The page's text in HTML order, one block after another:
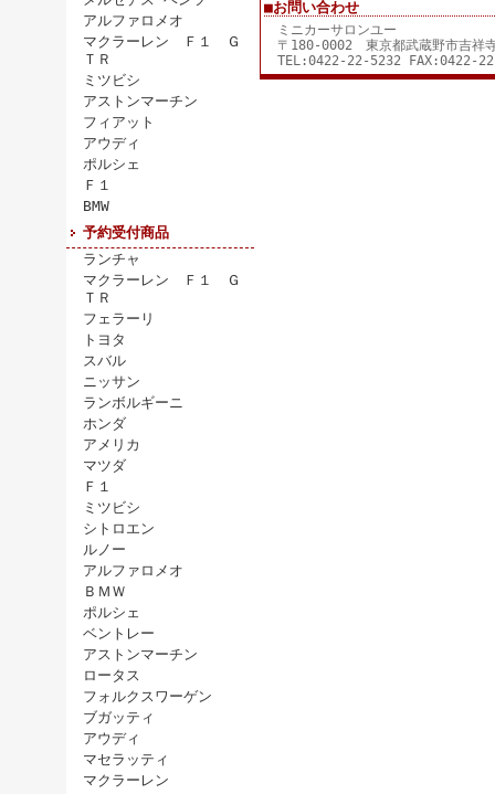
アルファロメオ
マクラーレン Ｆ１ Ｇ
ＴＲ
ミツビシ
アストンマーチン
フィアット
アウディ
ポルシェ
Ｆ１
BMW
予約受付商品
ランチャ
マクラーレン Ｆ１ Ｇ
ＴＲ
フェラーリ
トヨタ
スバル
ニッサン
ランボルギーニ
ホンダ
アメリカ
マツダ
Ｆ１
ミツビシ
シトロエン
ルノー
アルファロメオ
ＢＭＷ
ポルシェ
ベントレー
アストンマーチン
ロータス
フォルクスワーゲン
ブガッティ
アウディ
マセラッティ
マクラーレン
■お問い合わせ
ミニカーサロンユー
〒180-0002 東京都武蔵野市吉祥
TEL:0422-22-5232 FAX:0422-